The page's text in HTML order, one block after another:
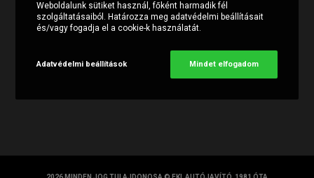
Weboldalunk sütiket használ, főként harmadik fél
szolgáltatásaiból. Határozza meg adatvédelmi beállításait
és/vagy fogadja el a cookie-k használatát.
Adatvédelmi beállítások Mindet elfogadom